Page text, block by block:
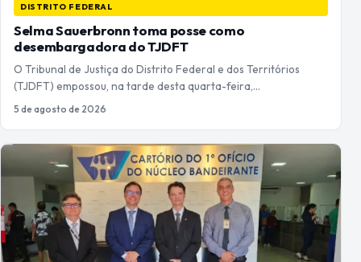
DISTRITO FEDERAL
Selma Sauerbronn toma posse como
desembargadora do TJDFT
O Tribunal de Justiça do Distrito Federal e dos Territórios
(TJDFT) empossou, na tarde desta quarta-feira,…
5 de agosto de 2026